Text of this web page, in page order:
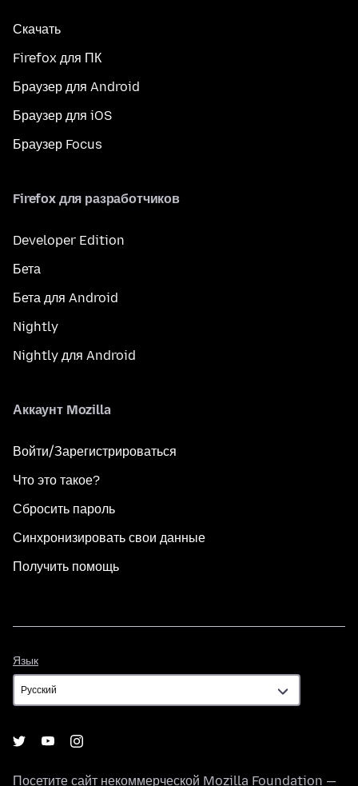
Скачать
Firefox для ПК
Браузер для Android
Браузер для iOS
Браузер Focus
Firefox для разработчиков
Developer Edition
Бета
Бета для Android
Nightly
Nightly для Android
Аккаунт Mozilla
Войти/Зарегистрироваться
Что это такое?
Сбросить пароль
Синхронизировать свои данные
Получить помощь
Язык
Посетите сайт некоммерческой Mozilla Foundation —